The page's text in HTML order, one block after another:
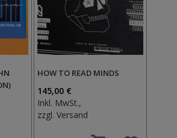
HOW TO READ MINDS
145,00 €
Inkl. MwSt.,
zzgl.Versand